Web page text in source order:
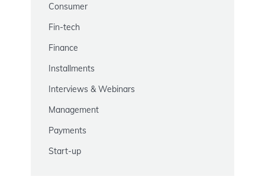
Consumer
Fin-tech
Finance
Installments
Interviews & Webinars
Management
Payments
Start-up